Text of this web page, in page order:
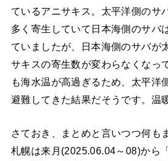
ているアニサキス。太平洋側のサ
多く寄生していて日本海側のサバ
ていましたが、日本海側のサバが
サキスの寄生数が変わらなくなっ
も海水温が高過ぎるため、太平洋
避難してきた結果だそうです。温
さておき、まとめと言いつつ何も
札幌は来月(2025.06.04～08)から